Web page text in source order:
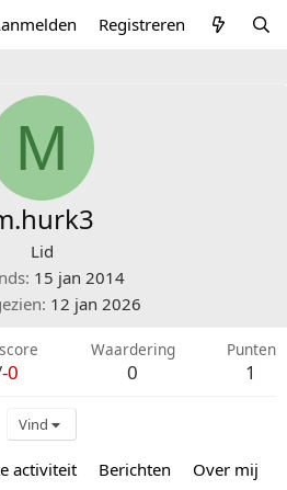
Registreren
M
Lid
15 jan 2014
12 jan 2026
-0
Waardering
0
Punten
1
Vind
activiteit Berichten Over mij